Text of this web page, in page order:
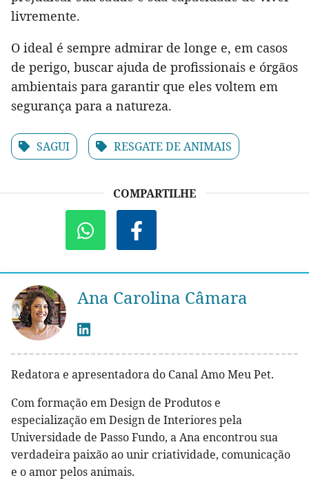
livremente.
O ideal é sempre admirar de longe e, em casos
de perigo, buscar ajuda de profissionais e órgãos
ambientais para garantir que eles voltem em
segurança para a natureza.
SAGUI RESGATE DE ANIMAIS
COMPARTILHE
Ana Carolina Câmara
Redatora e apresentadora do Canal Amo Meu Pet.
Com formação em Design de Produtos e
especialização em Design de Interiores pela
Universidade de Passo Fundo, a Ana encontrou sua
verdadeira paixão ao unir criatividade, comunicação
e o amor pelos animais.